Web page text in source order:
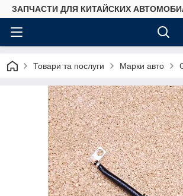
ЗАПЧАСТИ ДЛЯ КИТАЙСКИХ
Товари та послуги Марки авто